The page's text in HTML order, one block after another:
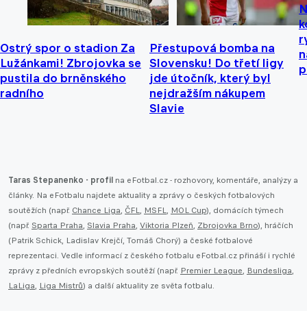
Ostrý spor o stadion Za
Lužánkami! Zbrojovka se
pustila do brněnského
radního
Přestupová bomba na
Slovensku! Do třetí ligy
jde útočník, který byl
nejdražším nákupem
Slavie
Taras Stepanenko - profil na eFotbal.cz - rozhovory, komentáře, analýzy a
články. Na eFotbalu najdete aktuality a zprávy o českých fotbalových
soutěžích (např. Chance Liga, ČFL, MSFL, MOL Cup), domácích týmech
(např. Sparta Praha, Slavia Praha, Viktoria Plzeň, Zbrojovka Brno), hráčích
(Patrik Schick, Ladislav Krejčí, Tomáš Chorý) a české fotbalové
reprezentaci. Vedle informací z českého fotbalu eFotbal.cz přináší i rychlé
zprávy z předních evropských soutěží (např. Premier League, Bundesliga,
LaLiga, Liga Mistrů) a další aktuality ze světa fotbalu.